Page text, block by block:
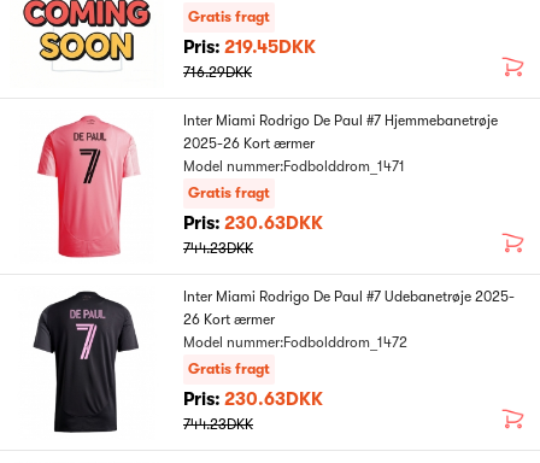
Gratis fragt
Pris: 219.45DKK
716.29DKK
Inter Miami Rodrigo De Paul #7 Hjemmebanetrøje
2025-26 Kort ærmer
Model nummer:Fodbolddrom_1471
Gratis fragt
Pris: 230.63DKK
744.23DKK
Inter Miami Rodrigo De Paul #7 Udebanetrøje 2025-
26 Kort ærmer
Model nummer:Fodbolddrom_1472
Gratis fragt
Pris: 230.63DKK
744.23DKK